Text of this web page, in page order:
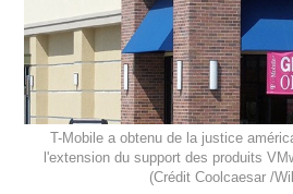
T-Mobile a obtenu de la justice
l'extension du support des produits
(Crédit Coolcaesar /